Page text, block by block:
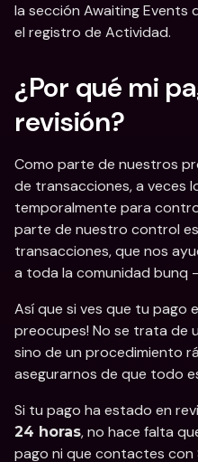
la sección Awaiting Events
el registro de Actividad.
¿Por qué mi
revisión?
Como parte de nuestros
de transacciones, a veces
temporalmente para
parte de nuestro control
transacciones, que nos
a toda la comunidad bunq
Así que si ves que tu pago
preocupes! No se trata de
sino de un procedimiento
asegurarnos de que todo
Si tu pago ha estado en
24 horas, no hace falta
pago ni que contactes